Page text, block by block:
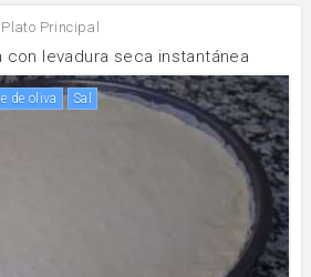
Plato Principal
levadura seca instantánea
de oliva sal